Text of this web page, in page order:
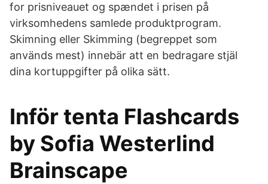
for prisniveauet og spændet i prisen på
virksomhedens samlede produktprogram.
Skimning eller Skimming (begreppet som
används mest) innebär att en bedragare stjäl
dina kortuppgifter på olika sätt.
Inför tenta Flashcards
by Sofia Westerlind
Brainscape